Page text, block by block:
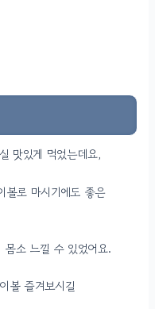
맛있게 먹었는데요,
볼로 마시기에도 좋은
몸소 느낄 수 있었어요.
볼 즐겨보시길